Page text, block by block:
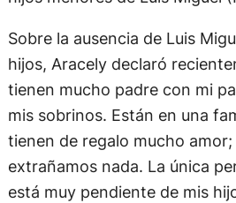
Sobre la ausencia de Luis
hijos, Aracely declaró
tienen mucho padre con mi
mis sobrinos. Están en una
tienen de regalo mucho
extrañamos nada. La única
está muy pendiente de mis